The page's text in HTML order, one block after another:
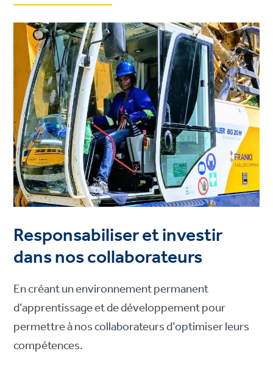
Responsabiliser et investir
dans nos collaborateurs
En créant un environnement permanent
d’apprentissage et de développement pour
permettre à nos collaborateurs d’optimiser leurs
compétences.